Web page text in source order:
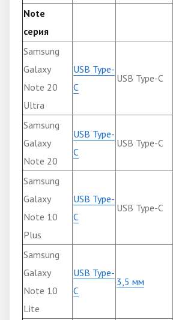
Note
серия
Samsung
Galaxy
Note 20
Ultra
USB Type-
C
USB Type-C
Samsung
Galaxy
Note 20
USB Type-
C
USB Type-C
Samsung
Galaxy
Note 10
Plus
USB Type-
C
USB Type-C
Samsung
Galaxy
Note 10
Lite
USB Type-
C
3,5 мм